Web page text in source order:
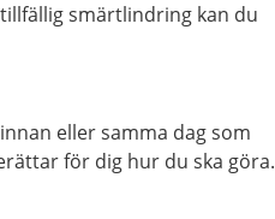
smärtlindring kan du
eller samma dag som
för dig hur du ska göra.